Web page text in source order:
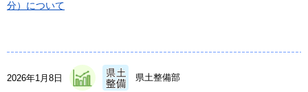
分）について
2026年1月8日 県土整備部